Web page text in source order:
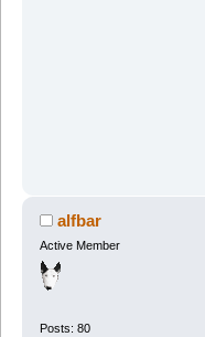
alfbar
Active Member
Posts: 80